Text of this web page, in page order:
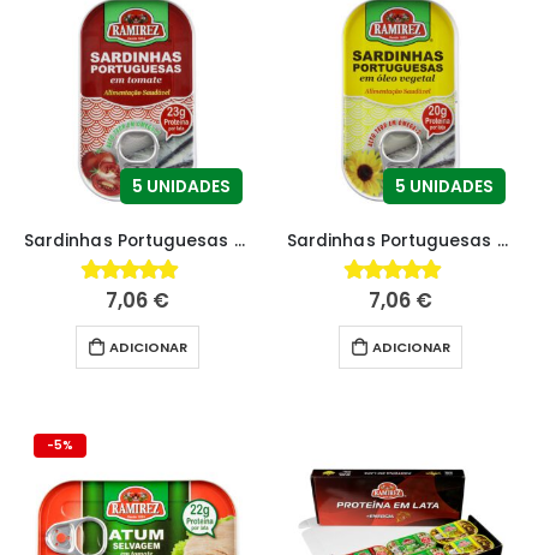
5 UNIDADES
Sardinhas Portuguesas em Tomate
fora de 5
7,06 €
ADICIONAR
5 UNIDADES
Sardinhas Portuguesas em Óleo Vegetal
fora de 5
7,06 €
ADICIONAR
-5%